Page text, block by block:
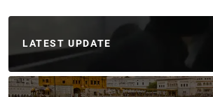
LATEST UPDATE